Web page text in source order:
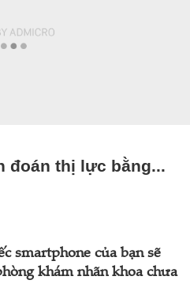
đoán thị lực bằng...
smartphone của bạn sẽ
khám nhãn khoa chưa